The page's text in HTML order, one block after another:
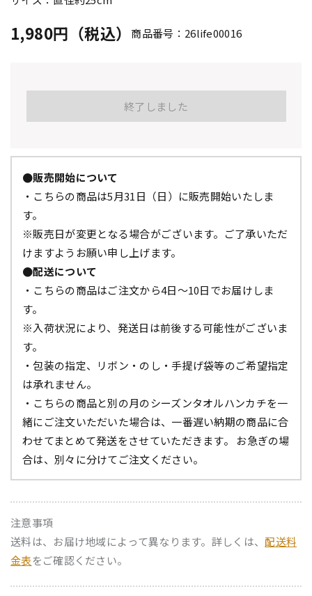
1,980円（税込） 商品番号：26life00016
終了しました
●販売開始について
・こちらの商品は5月31日（日）に販売開始いたしま
す。
※販売日が変更となる場合がございます。ご了承いただ
けますようお願い申し上げます。
●配送について
・こちらの商品はご注文から4日～10日でお届けしま
す。
※入荷状況により、発送日は前後する可能性がございま
す。
・包装の指定、リボン・のし・手提げ袋等のご希望指定
は承れません。
・こちらの商品と別の月のシーズンタオルハンカチを一
緒にご注文いただいた場合は、一番遅い納期の商品に合
わせてまとめて発送をさせていただきます。 お急ぎの場
合は、別々に分けてご注文ください。
注意事項
送料は、お届け地域によって異なります。詳しくは、配送料
金表をご確認ください。